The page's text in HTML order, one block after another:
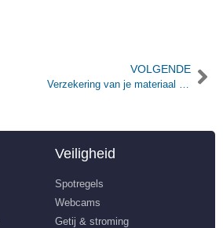
VOLGENDE
Verzekering van je materiaal in de lockers
Veiligheid
Spotregels
Webcams
Getij & stroming